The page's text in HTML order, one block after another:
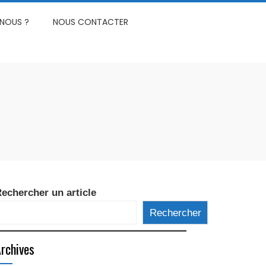
?
NOUS CONTACTER
un article
Rechercher